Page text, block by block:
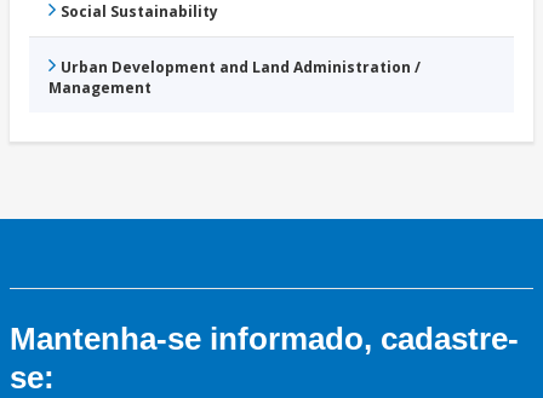
Social Sustainability
Urban Development and Land Administration /
Management
Mantenha-se informado, cadastre-
se: